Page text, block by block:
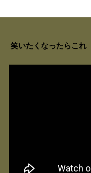
笑いたくなったらこれ